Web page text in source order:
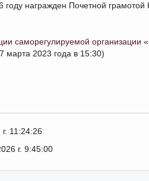
году награжден Почетной
саморегулируемой организации
марта 2023 года в 15:30)
11:24:26
г. 9:45:00